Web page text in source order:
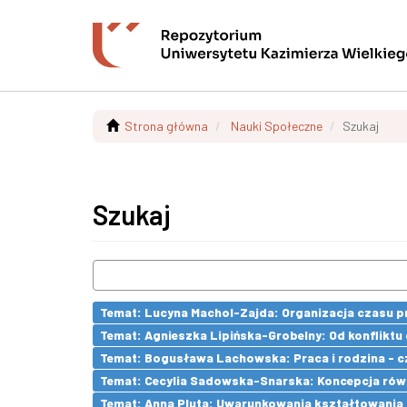
Strona główna Nauki Społeczne Szukaj
Szukaj
Temat: Lucyna Machol-Zajda: Organizacja czasu
Temat: Agnieszka Lipińska-Grobelny: Od konfliktu
Temat: Bogusława Lachowska: Praca i rodzina -
Temat: Cecylia Sadowska-Snarska: Koncepcja
Temat: Anna Pluta: Uwarunkowania